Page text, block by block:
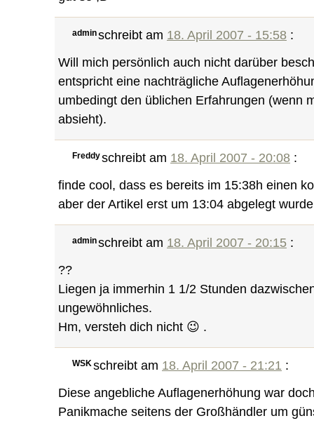
adminschreibt am 18. April 2007 - 15:58 :
Will mich persönlich auch nicht darüber
entspricht eine nachträgliche
umbedingt den üblichen Erfahrungen (wenn
absieht).
Freddyschreibt am 18. April 2007 - 20:08 :
finde cool, dass es bereits im 15:38h einen
aber der Artikel erst um 13:04 abgelegt
adminschreibt am 18. April 2007 - 20:15 :
??
Liegen ja immerhin 1 1/2 Stunden
ungewöhnliches.
Hm, versteh dich nicht 😉 .
WSKschreibt am 18. April 2007 - 21:21 :
Diese angebliche Auflagenerhöhung war
Panikmache seitens der Großhändler um